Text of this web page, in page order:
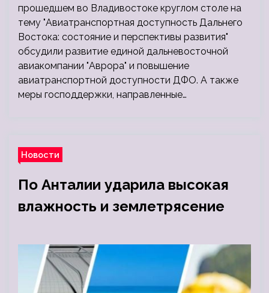
прошедшем во Владивостоке круглом столе на
тему "Авиатранспортная доступность Дальнего
Востока: состояние и перспективы развития"
обсудили развитие единой дальневосточной
авиакомпании "Аврора" и повышение
авиатранспортной доступности ДФО. А также
меры господдержки, направленные…
Новости
По Анталии ударила высокая
влажность и землетрясение